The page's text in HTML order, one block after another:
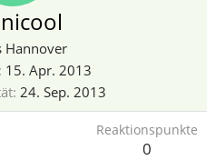
Hannover
15. Apr. 2013
24. Sep. 2013
Reaktionspunkte
0